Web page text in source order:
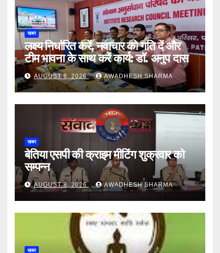
खबर
लक्ष्य निर्धारित करें, नवाचार को गति दें और
टीम भावना के साथ करें कार्य: डॉ. अनुप दास
AUGUST 8, 2026 AWADHESH SHARMA
खबर
बेतिया एसपी की क्राइम मीटिंग शुक्रवार को
सम्पन्न
AUGUST 8, 2026 AWADHESH SHARMA
खबर